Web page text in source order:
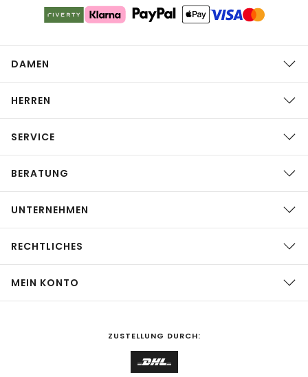
DAMEN
HERREN
SERVICE
BERATUNG
UNTERNEHMEN
RECHTLICHES
MEIN KONTO
ZUSTELLUNG DURCH: